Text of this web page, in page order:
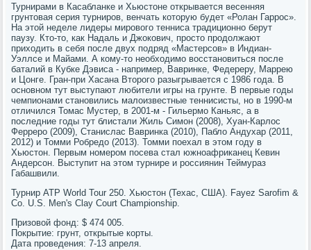
Турнирами в Касабланке и Хьюстоне открывается весенняя
грунтовая серия турниров, венчать которую будет «Ролан Гаррос».
На этой неделе лидеры мирового тенниса традиционно берут
паузу. Кто-то, как Надаль и Джокович, просто продолжают
приходить в себя после двух подряд «Мастерсов» в Индиан-
Уэллсе и Майами. А кому-то необходимо восстановиться после
баталий в Кубке Дэвиса - например, Вавринке, Федереру, Маррею
и Цонге. Гран-при Хасана Второго разыгрывается с 1986 года. В
основном тут выступают любители игры на грунте. В первые годы
чемпионами становились малоизвестные теннисисты, но в 1990-м
отличился Томас Мустер, в 2001-м - Гильермо Каньяс, а в
последние годы тут блистали Жиль Симон (2008), Хуан-Карлос
Ферреро (2009), Станислас Вавринка (2010), Пабло Андухар (2011,
2012) и Томми Робредо (2013). Томми поехал в этом году в
Хьюстон. Первым номером посева стал южноафриканец Кевин
Андерсон. Выступит на этом турнире и россиянин Теймураз
Габашвили.
Турнир ATP World Tour 250. Хьюстон (Техас, США). Fayez Sarofim &
Co. U.S. Men's Clay Court Championship.
Призовой фонд: $ 474 005.
Покрытие: грунт, открытые корты.
Дата проведения: 7-13 апреля.